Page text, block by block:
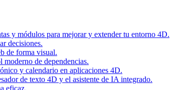
y módulos para mejorar y extender tu entorno 4D.
decisiones.
de forma visual.
de dependencias.
y calendario en aplicaciones 4D.
de texto 4D y el asistente de IA integrado.
eficaz.